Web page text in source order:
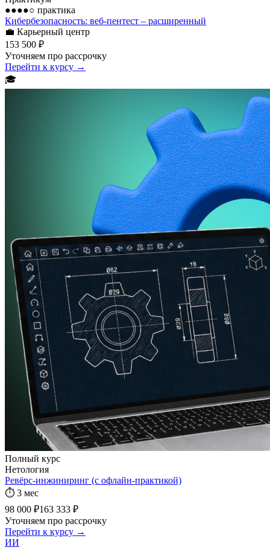
●●●●○ практика
Кибербезопасность: веб-пентест – расширенный
💼 Карьерный центр
153 500 ₽
Уточняем про рассрочку
Перейти к курсу →
🎓
Полный курс
Нетология
Ревёрс-инжиниринг (с офлайн-практикой)
⏱ 3 мес
98 000 ₽163 333 ₽
Уточняем про рассрочку
Перейти к курсу →
ИИ